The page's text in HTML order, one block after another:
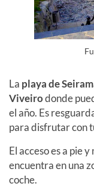
La playa de
Viveirodonde
el año. Es
para disfrutar con
El acceso es a pie
encuentra en una
coche.